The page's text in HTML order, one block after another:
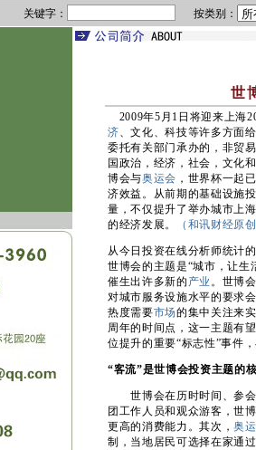
关键字： 按类别：
世
2009年5月1日将迎来上海
济、文化、科技等许多方面
委托有关部门承办的，非贸
国政治，经济，社会，文化
博会与奥运会 ，世界杯一起
济效益。从前期的基础设施
量，不仅提升了举办城市上
的经济发展。
（和讯财经原
从今日投资在线分析师统计
世博会的主题是“城市，让
催生出许多新的 产业 。世博
对城市服务设施水平的要求
热度需要市场的集中关注来
周年的时间点，这一主题有
位提升的重要“标志性”事件
“客流”是世博会投资主题的
世博会在历时时间、参会
团工作人员和观众游客，世
更高的消费能力。其次，奥运
制，当地居民可选择在家通